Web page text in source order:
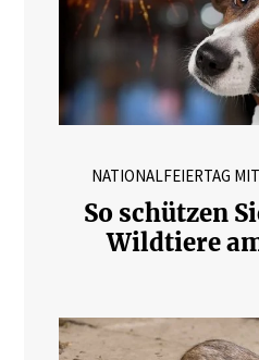
NATIONALFEIERTAG
So schützen
Wildtiere